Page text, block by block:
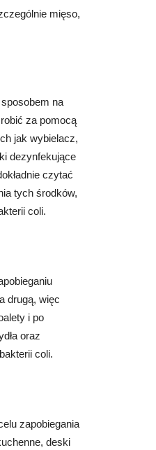
mięso,
na
za pomocą
jak wybielacz,
dezynfekujące
czytać
tych środków,
coli.
drugą, więc
i po
oraz
coli.
zapobiegania
deski